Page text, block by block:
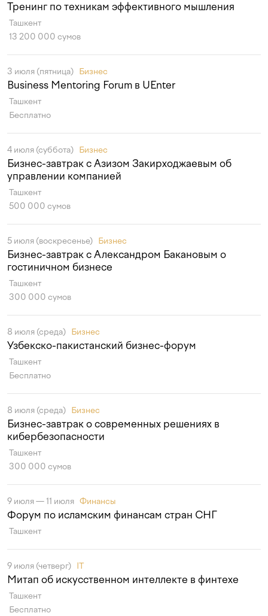
Тренинг по техникам эффективного мышления
Ташкент
13 200 000 сумов
3 июля (пятница) Бизнес
Business Mentoring Forum в UEnter
Ташкент
Бесплатно
4 июля (суббота) Бизнес
Бизнес-завтрак с Азизом Закирходжаевым об
управлении компанией
Ташкент
500 000 сумов
5 июля (воскресенье) Бизнес
Бизнес-завтрак с Александром Бакановым о
гостиничном бизнесе
Ташкент
300 000 сумов
8 июля (среда) Бизнес
Узбекско-пакистанский бизнес-форум
Ташкент
Бесплатно
8 июля (среда) Бизнес
Бизнес-завтрак о современных решениях в
кибербезопасности
Ташкент
300 000 сумов
9 июля — 11 июля Финансы
Форум по исламским финансам стран СНГ
Ташкент
9 июля (четверг) IT
Митап об искусственном интеллекте в финтехе
Ташкент
Бесплатно